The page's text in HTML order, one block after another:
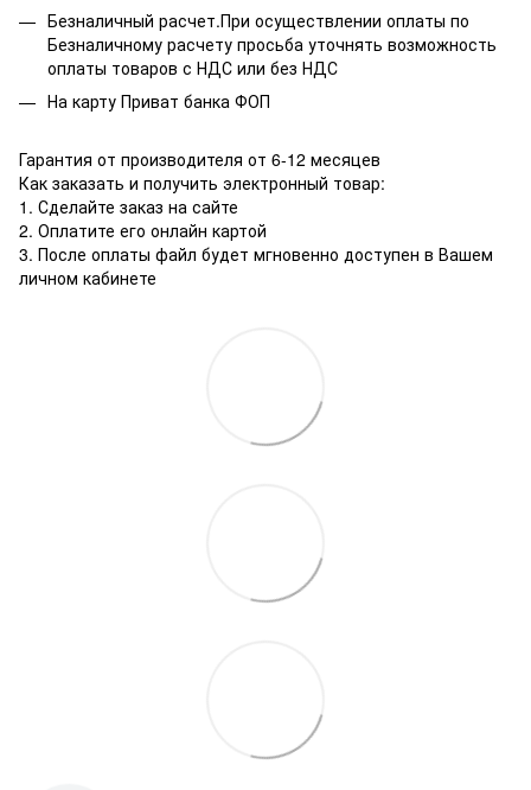
Безналичный расчет.При осуществлении оплаты по
Безналичному расчету просьба уточнять возможность
оплаты товаров с НДС или без НДС
На карту Приват банка ФОП
Гарантия от производителя от 6-12 месяцев
Как заказать и получить электронный товар:
1. Сделайте заказ на сайте
2. Оплатите его онлайн картой
3. После оплаты файл будет мгновенно доступен в Вашем
личном кабинете